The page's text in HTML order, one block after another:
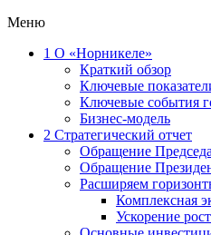
Меню
1 О «Норникеле»
Краткий обзор
Ключевые
Ключевые события
Бизнес-модель
2 Стратегический отчет
Обращение
Обращение
Расширяем
Комплексная
Ускорение